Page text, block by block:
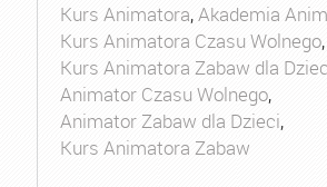
Kurs Animatora,Akademia
Kurs Animatora Czasu Wolnego,
Kurs Animatora Zabaw dla
Animator Czasu Wolnego,
Animator Zabaw dla Dzieci,
Kurs Animatora Zabaw